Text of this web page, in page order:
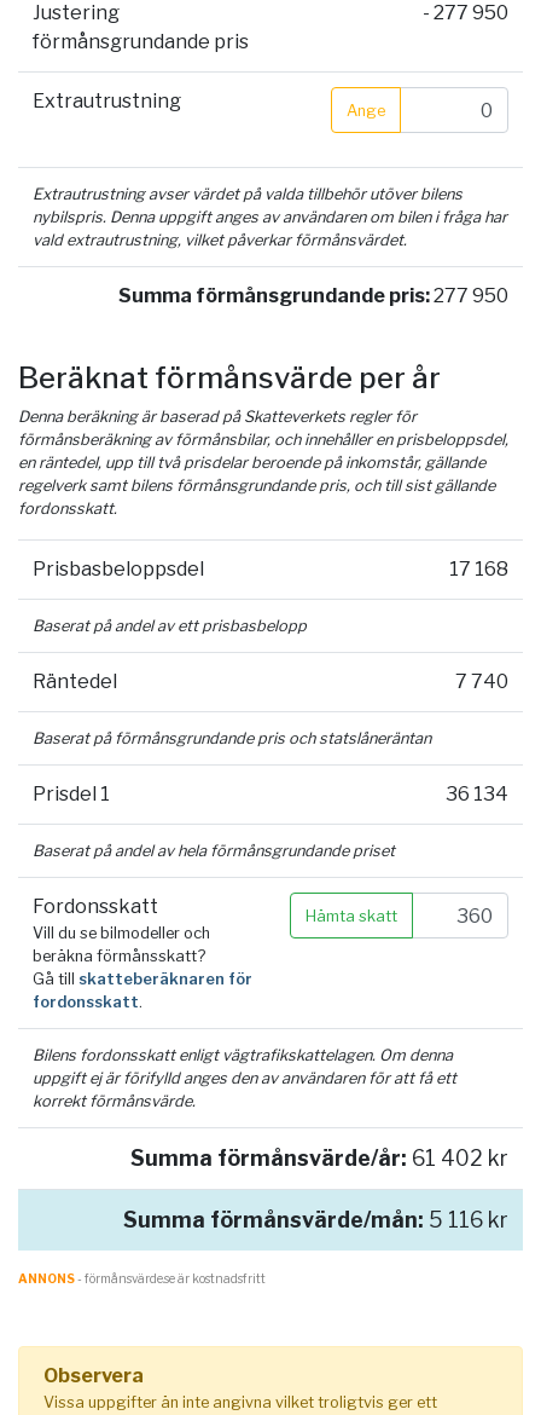
Justering
förmånsgrundande pris
- 277 950
Extrautrustning Ange
Extrautrustning avser värdet på valda tillbehör utöver bilens
nybilspris. Denna uppgift anges av användaren om bilen i fråga har
vald extrautrustning, vilket påverkar förmånsvärdet.
Summa förmånsgrundande pris:277 950
Beräknat förmånsvärde per år
Denna beräkning är baserad på Skatteverkets regler för
förmånsberäkning av förmånsbilar, och innehåller en prisbeloppsdel,
en räntedel, upp till två prisdelar beroende på inkomstår, gällande
regelverk samt bilens förmånsgrundande pris, och till sist gällande
fordonsskatt.
Prisbasbeloppsdel 17 168
Baserat på andel av ett prisbasbelopp
Räntedel 7 740
Baserat på förmånsgrundande pris och statslåneräntan
Prisdel 1 36 134
Baserat på andel av hela förmånsgrundande priset
Fordonsskatt
Vill du se bilmodeller och
beräkna förmånsskatt?
Gå till skatteberäknaren för
fordonsskatt.
Hämta skatt
Bilens fordonsskatt enligt vägtrafikskattelagen. Om denna
uppgift ej är förifylld anges den av användaren för att få ett
korrekt förmånsvärde.
Summa förmånsvärde/år: 61 402 kr
Summa förmånsvärde/mån: 5 116 kr
ANNONS- förmånsvärde.se är kostnadsfritt
Observera
Vissa uppgifter än inte angivna vilket troligtvis ger ett